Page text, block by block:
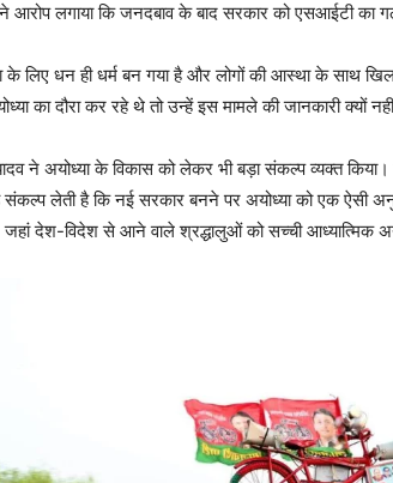
आरोप लगाया कि जनदबाव के बाद सरकार को एसआईटी का
के लिए धन ही धर्म बन गया है और लोगों की आस्था के साथ
का दौरा कर रहे थे तो उन्हें इस मामले की जानकारी क्यों
ने अयोध्या के विकास को लेकर भी बड़ा संकल्प व्यक्त किया।
संकल्प लेती है कि नई सरकार बनने पर अयोध्या को एक ऐसी
जहां देश-विदेश से आने वाले श्रद्धालुओं को सच्ची आध्यात्मिक